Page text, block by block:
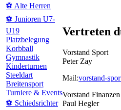
⚽ Alte Herren
⚽ Junioren U7-
U19
Platzbelegung
Korbball
Gymnastik
Kinderturnen
Steeldart
Breitensport
Turniere & Events
⚽ Schiedsrichter
Vertreten
Vorstand Sport
Peter Zay
Mail:vorstand-
Vorstand Finanzen
Paul Hegler